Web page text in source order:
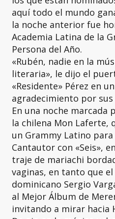
aquí todo el mundo
la noche anterior fue
Academia Latina de la
Persona del Año.
«Rubén, nadie en la
literaria», le dijo el
«Residente» Pérez en
agradecimiento por sus
En una noche marcada
la chilena Mon Laferte,
un Grammy Latino
Cantautor con «Seis»,
traje de mariachi
vaginas, en tanto que
dominicano Sergio
al Mejor Álbum de
invitando a mirar hacia